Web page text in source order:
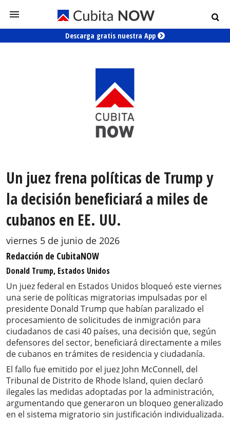
Descarga gratis nuestra App
Un juez frena políticas de Trump y
la decisión beneficiará a miles de
cubanos en EE. UU.
viernes 5 de junio de 2026
Redacción de CubitaNOW
Donald Trump, Estados Unidos
Un juez federal en Estados Unidos bloqueó este viernes
una serie de políticas migratorias impulsadas por el
presidente Donald Trump que habían paralizado el
procesamiento de solicitudes de inmigración para
ciudadanos de casi 40 países, una decisión que, según
defensores del sector, beneficiará directamente a miles
de cubanos en trámites de residencia y ciudadanía.
El fallo fue emitido por el juez John McConnell, del
Tribunal de Distrito de Rhode Island, quien declaró
ilegales las medidas adoptadas por la administración,
argumentando que generaron un bloqueo generalizado
en el sistema migratorio sin justificación individualizada.